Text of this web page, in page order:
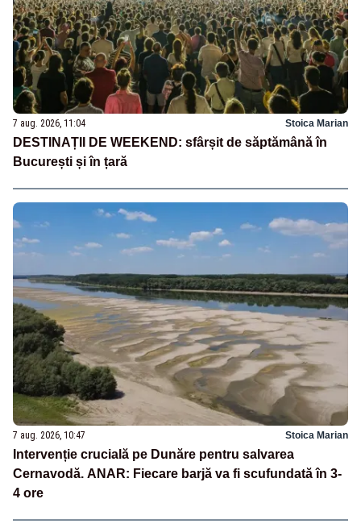
7 aug. 2026, 11:04 Stoica Marian
DESTINAȚII DE WEEKEND: sfârșit de săptămână în
București și în țară
7 aug. 2026, 10:47 Stoica Marian
Intervenție crucială pe Dunăre pentru salvarea
Cernavodă. ANAR: Fiecare barjă va fi scufundată în 3-
4 ore